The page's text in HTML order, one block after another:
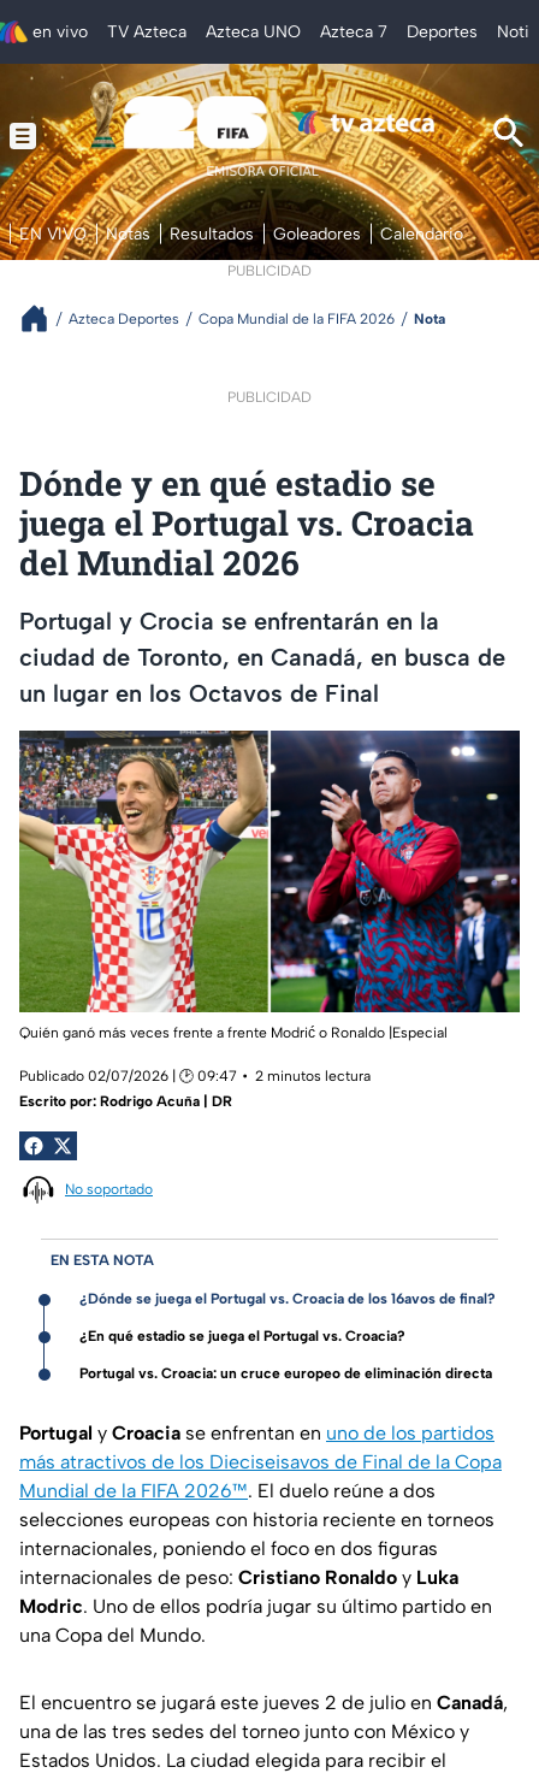
en vivo TV Azteca Azteca UNO Azteca 7 Deportes
EN VIVO Notas Resultados Goleadores Calendario
PUBLICIDAD
Azteca Deportes Copa Mundial de la FIFA 2026 Nota
PUBLICIDAD
Dónde y en qué estadio se
juega el Portugal vs. Croacia
del Mundial 2026
Portugal y Crocia se enfrentarán en la
ciudad de Toronto, en Canadá, en busca de
un lugar en los Octavos de Final
Quién ganó más veces frente a frente Modrić o Ronaldo |Especial
Publicado 02/07/2026 | 🕑 09:47
2 minutos lectura
Escrito por: Rodrigo Acuña | DR
No soportado
EN ESTA NOTA
¿Dónde se juega el Portugal vs. Croacia de los 16avos de final?
¿En qué estadio se juega el Portugal vs. Croacia?
Portugal vs. Croacia: un cruce europeo de eliminación directa
Portugal y Croacia se enfrentan en uno de los partidos
más atractivos de los Dieciseisavos de Final de la Copa
Mundial de la FIFA 2026™. El duelo reúne a dos
selecciones europeas con historia reciente en torneos
internacionales, poniendo el foco en dos figuras
internacionales de peso: Cristiano Ronaldo y Luka
Modric. Uno de ellos podría jugar su último partido en
una Copa del Mundo.
El encuentro se jugará este jueves 2 de julio en Canadá,
una de las tres sedes del torneo junto con México y
Estados Unidos. La ciudad elegida para recibir el